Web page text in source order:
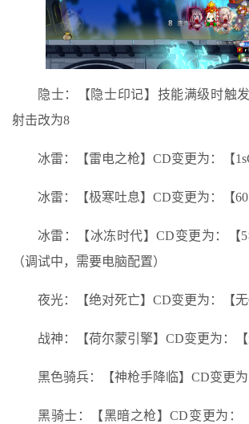
隐士：【隐士印记】技能满级时触
射击改为8
冰雷：【雷电之枪】CD变更为：【
冰雷：【极寒吐息】CD变更为：【
冰雷：【冰冻时代】CD变更为：【5
（调试中，需要电脑配置）
夜光：【绝对死亡】CD变更为：【无
战神：【荷尔蒙引擎】CD变更为：【
黑色骑兵：【神枪手降临】CD变更为
黑骑士：【黑暗之枪】CD变更为：